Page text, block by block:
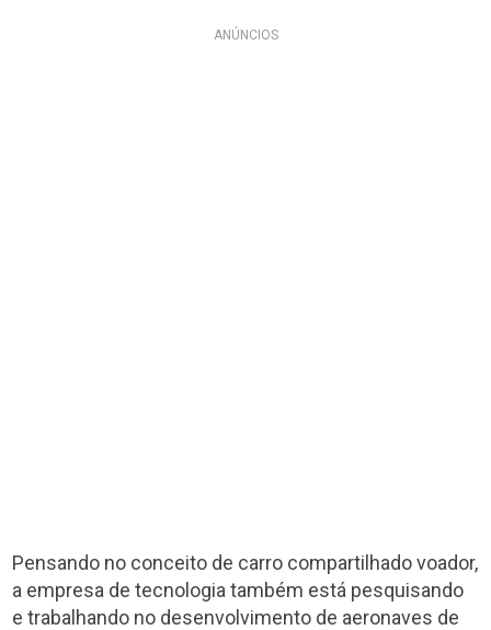
ANÚNCIOS
Pensando no conceito de carro compartilhado voador,
a empresa de tecnologia também está pesquisando
e trabalhando no desenvolvimento de aeronaves de